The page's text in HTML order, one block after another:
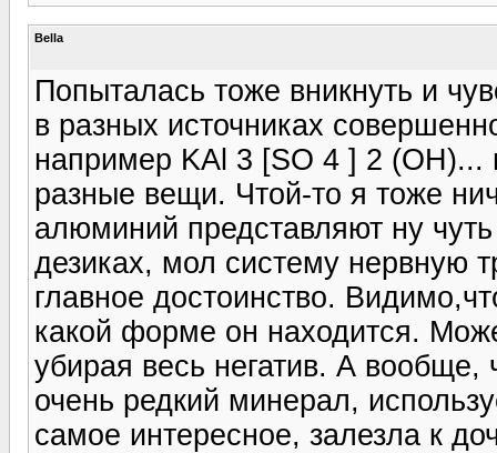
Bella
Попыталась тоже вникнуть и
в разных источниках
например KAl 3 [SO 4 ] 2 (OH)...
разные вещи. Чтой-то я тоже
алюминий представляют ну
дезиках, мол систему нервную
главное достоинство.
какой форме он находится.
убирая весь негатив. А вообще,
очень редкий минерал,
самое интересное, залезла к